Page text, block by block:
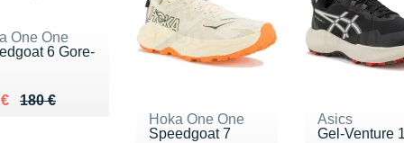
One One
6 Gore-
180 €
de 180 €
135 €
Hoka One One
Speedgoat 7
Asics
Gel-Venture